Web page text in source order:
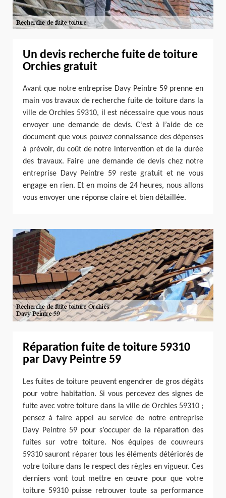
Un devis recherche fuite de toiture
Orchies gratuit
Avant que notre entreprise Davy Peintre 59 prenne en
main vos travaux de recherche fuite de toiture dans la
ville de Orchies 59310, il est nécessaire que vous nous
envoyer une demande de devis. C’est à l’aide de ce
document que vous pouvez connaissance des dépenses
à prévoir, du coût de notre intervention et de la durée
des travaux. Faire une demande de devis chez notre
entreprise Davy Peintre 59 reste gratuit et ne vous
engage en rien. Et en moins de 24 heures, nous allons
vous envoyer une réponse claire et bien détaillée.
Réparation fuite de toiture 59310
par Davy Peintre 59
Les fuites de toiture peuvent engendrer de gros dégâts
pour votre habitation. Si vous percevez des signes de
fuite avec votre toiture dans la ville de Orchies 59310 ;
pensez à faire appel au service de notre entreprise
Davy Peintre 59 pour s’occuper de la réparation des
fuites sur votre toiture. Nos équipes de couvreurs
59310 sauront réparer tous les éléments détériorés de
votre toiture dans le respect des règles en vigueur. Ces
derniers vont tout mettre en œuvre pour que votre
toiture 59310 puisse retrouver toute sa performance